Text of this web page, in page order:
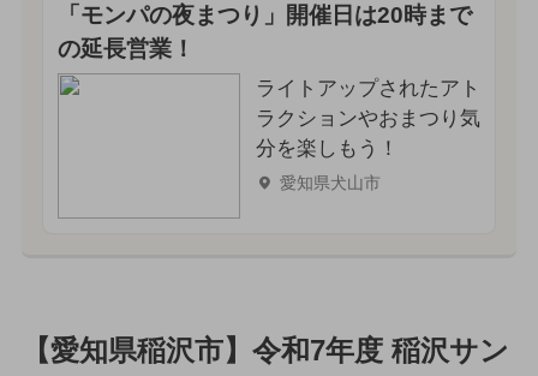
「モンパの夜まつり」開催日は20時まで
の延長営業！
ライトアップされたアト
ラクションやおまつり気
分を楽しもう！
愛知県犬山市
【愛知県稲沢市】令和7年度 稲沢サン